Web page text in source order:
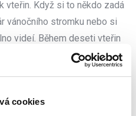
cookies
vteřin. Když si to někdo zadá
vánočního stromku nebo si
videí. Během deseti vteřin
zapálí dárky, sedačku,
ale i kvůli kouři. My tomu